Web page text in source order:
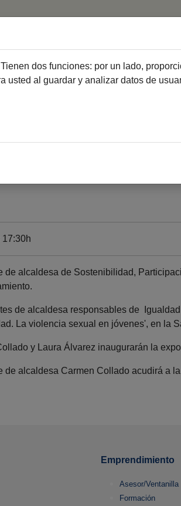
Agenda Institucional Gobierno
de alcaldesa de Sostenibilidad,
de alcaldesa responsables de
La violencia sexual en jóvenes', en la
y Laura Álvarez inaugurarán la
de alcaldesa Carmen Collado acudirá a
Emprendimiento
Asesor/Ventanilla
Formación
dos funciones: por un lado,
usted al guardar y analizar datos de